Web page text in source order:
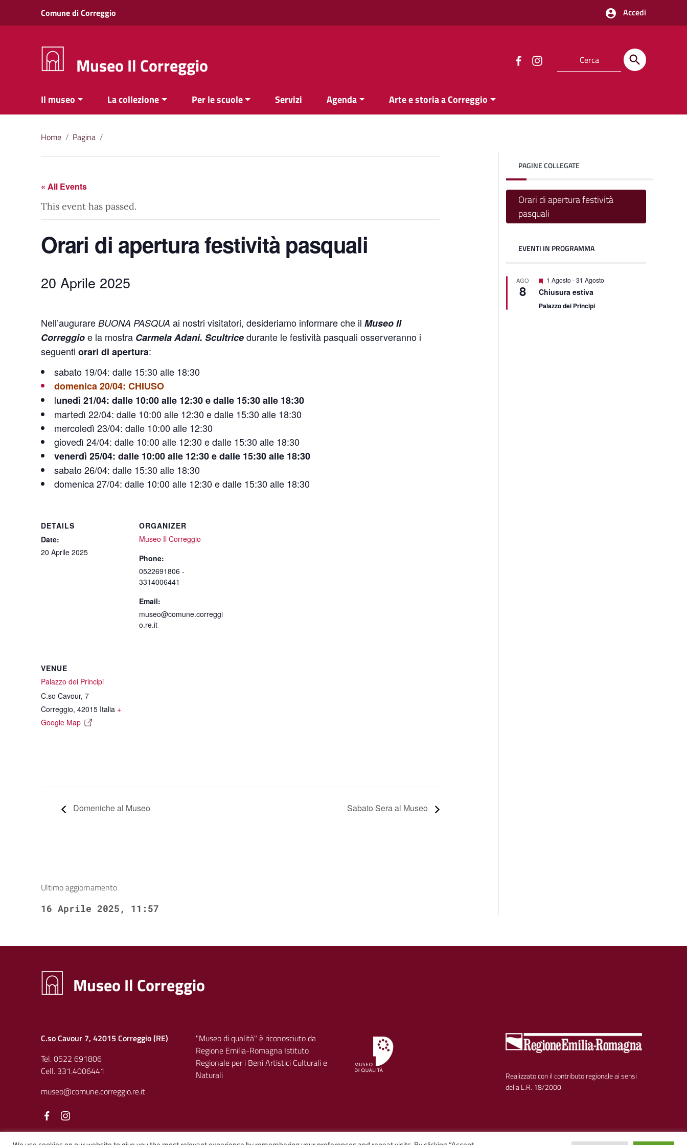
Vai ai contenuti
Vai al menu di navigazione
Comune di Correggio Accedi
Museo Il Correggio
Il museo La collezione Per le scuole Servizi Agenda Arte e storia a Correggio
Home / Pagina /
« All Events
This event has passed.
Orari di apertura festività pasquali
20 Aprile 2025
Nell’augurare BUONA PASQUA ai nostri visitatori, desideriamo informare che il Museo Il
Correggioe la mostra Carmela Adani. Scultricedurante le festività pasquali osserveranno i
seguenti orari di apertura:
sabato 19/04: dalle 15:30 alle 18:30
domenica 20/04: CHIUSO
lunedì 21/04: dalle 10:00 alle 12:30 e dalle 15:30 alle 18:30
martedì 22/04: dalle 10:00 alle 12:30 e dalle 15:30 alle 18:30
mercoledì 23/04: dalle 10:00 alle 12:30
giovedì 24/04: dalle 10:00 alle 12:30 e dalle 15:30 alle 18:30
venerdì 25/04: dalle 10:00 alle 12:30 e dalle 15:30 alle 18:30
sabato 26/04: dalle 15:30 alle 18:30
domenica 27/04: dalle 10:00 alle 12:30 e dalle 15:30 alle 18:30
DETAILS
Date:
20 Aprile 2025
ORGANIZER
Museo Il Correggio
Phone:
0522691806 -
3314006441
Email:
museo@comune.correggi
o.re.it
VENUE
Palazzo dei Principi
C.so Cavour, 7
Correggio, 42015 Italia +
Google Map
Domeniche al Museo Sabato Sera al Museo
Ultimo aggiornamento
16 Aprile 2025, 11:57
PAGINE COLLEGATE
Orari di apertura festività
pasquali
EVENTI IN PROGRAMMA
AGO
8
Featured
1 Agosto -31 Agosto
Chiusura estiva
Palazzo dei Principi
Museo Il Correggio
C.so Cavour 7, 42015 Correggio (RE)
Tel. 0522 691806
Cell. 331.4006441
museo@comune.correggio.re.it
Facebook
"Museo di qualità" è riconosciuto da
Regione Emilia-Romagna Istituto
Regionale per i Beni Artistici Culturali e
Naturali
Realizzato con il contributo regionale ai sensi
della L.R. 18/2000.